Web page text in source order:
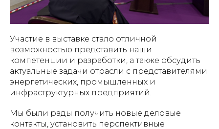
Участие в выставке стало отличной
возможностью представить наши
компетенции и разработки, а также обсудить
актуальные задачи отрасли с представителями
энергетических, промышленных и
инфраструктурных предприятий.
Мы были рады получить новые деловые
контакты, установить перспективные